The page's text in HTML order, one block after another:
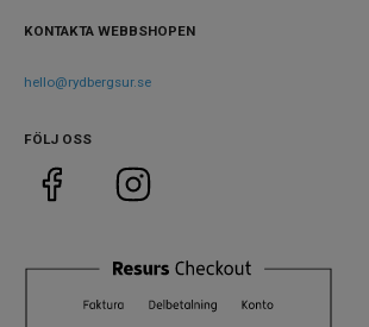
KONTAKTA WEBBSHOPEN
hello@rydbergsur.se
FÖLJ OSS